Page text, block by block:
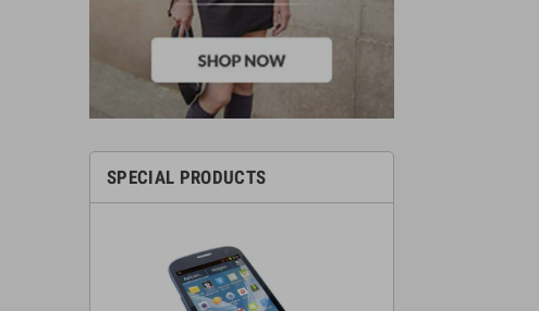
SPECIAL PRODUCTS